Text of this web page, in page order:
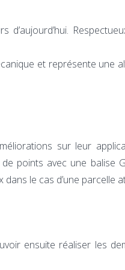
et représente une
sur leur
points avec une balise
le cas d’une parcelle
ensuite réaliser les